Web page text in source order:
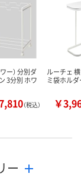
ー） 分別ダ
3分別 ホワ
（税込）
ルーチェ
ミ袋ホル
￥
ー